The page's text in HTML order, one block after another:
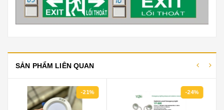
SẢN PHẨM LIÊN QUAN
-24% -17%